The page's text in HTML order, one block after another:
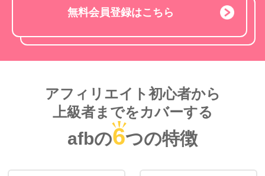
無料会員登録はこちら
アフィリエイト初心者から
上級者までをカバーする
afbの6つの特徴